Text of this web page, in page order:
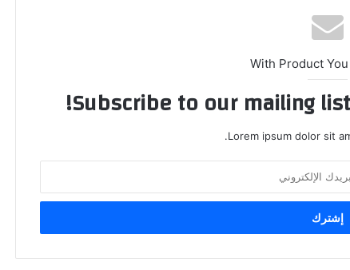
With Product
Subscribe to our mailing
Lorem ipsum dolor sit